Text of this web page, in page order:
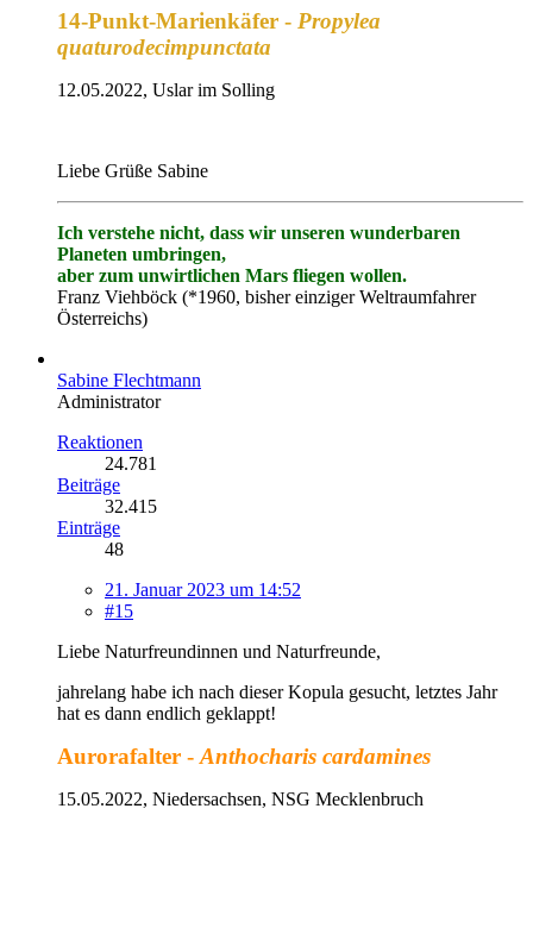
14-Punkt-Marienkäfer - Propylea
quaturodecimpunctata
12.05.2022, Uslar im Solling
Liebe Grüße Sabine
Ich verstehe nicht, dass wir unseren wunderbaren
Planeten umbringen,
aber zum unwirtlichen Mars fliegen wollen.
Franz Viehböck (*1960, bisher einziger Weltraumfahrer
Österreichs)
Sabine Flechtmann
Administrator
Reaktionen
24.781
Beiträge
32.415
Einträge
48
21. Januar 2023 um 14:52
#15
Liebe Naturfreundinnen und Naturfreunde,
jahrelang habe ich nach dieser Kopula gesucht, letztes Jahr
hat es dann endlich geklappt!
Aurorafalter - Anthocharis cardamines
15.05.2022, Niedersachsen, NSG Mecklenbruch